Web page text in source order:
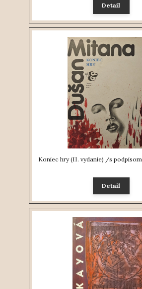
Detail
Koniec hry (II. vydanie) /s podpisom
Detail